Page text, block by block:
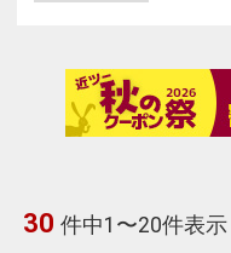
30 件中1〜20件表示